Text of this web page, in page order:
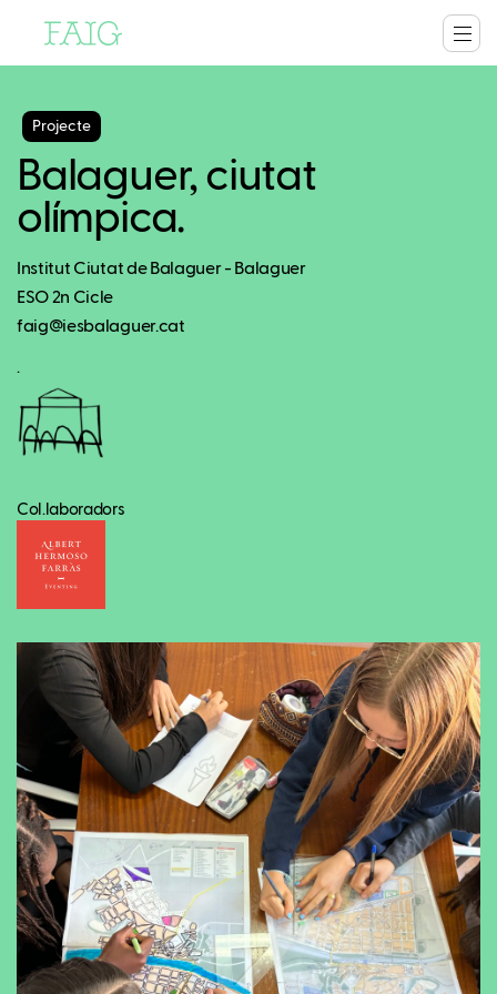
Projecte
Balaguer, ciutat
olímpica.
Institut Ciutat de Balaguer - Balaguer
ESO 2n Cicle
faig@iesbalaguer.cat
.
Col.laboradors